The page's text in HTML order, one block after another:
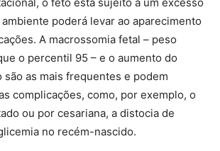
poderá levar ao aparecimento
A macrossomia fetal – peso
o percentil 95 – e o aumento do
as mais frequentes e podem
complicações, como, por exemplo, o
ou por cesariana, a distocia de
no recém-nascido.